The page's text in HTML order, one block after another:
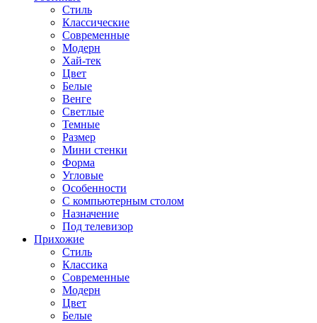
Стиль
Классические
Современные
Модерн
Хай-тек
Цвет
Белые
Венге
Светлые
Темные
Размер
Мини стенки
Форма
Угловые
Особенности
С компьютерным столом
Назначение
Под телевизор
Прихожие
Стиль
Классика
Современные
Модерн
Цвет
Белые